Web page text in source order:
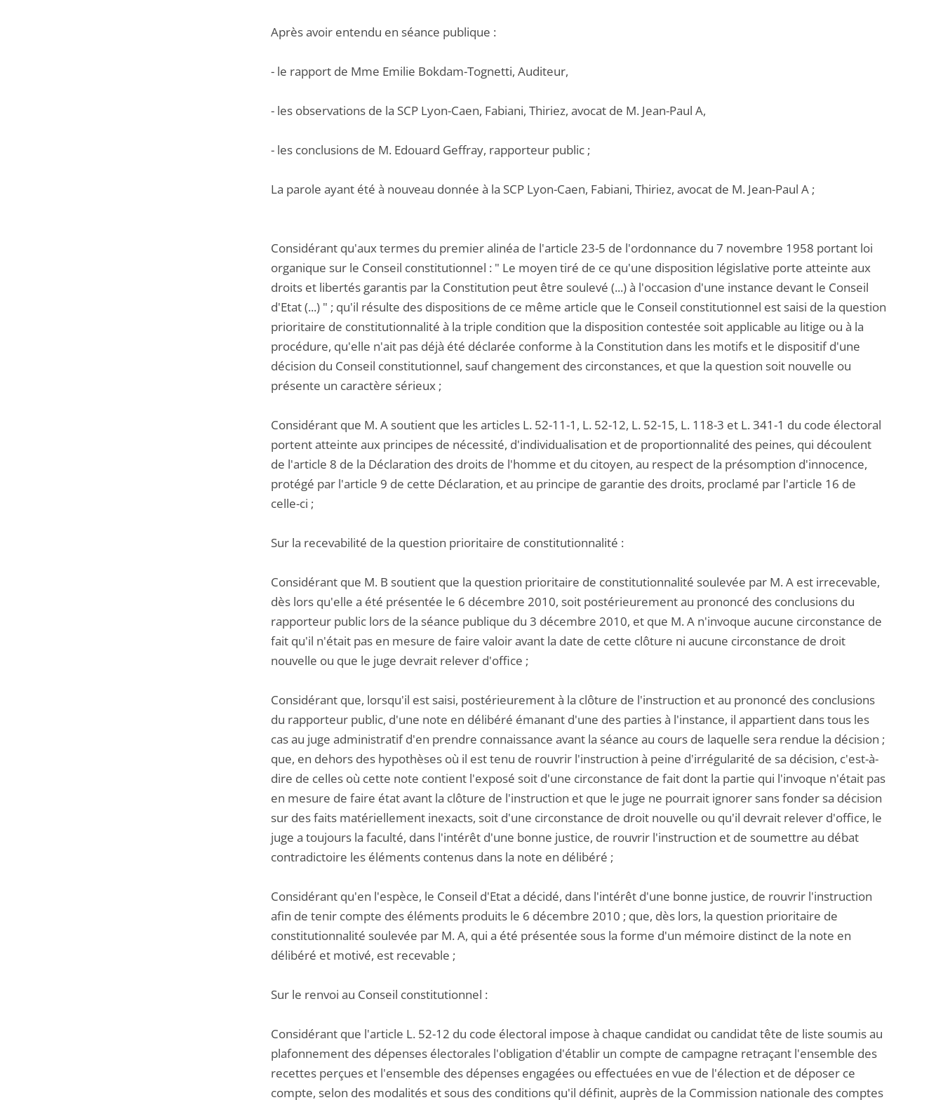
Après avoir entendu en séance publique :
- le rapport de Mme Emilie Bokdam-Tognetti, Auditeur,
- les observations de la SCP Lyon-Caen, Fabiani, Thiriez, avocat de M. Jean-Paul A,
- les conclusions de M. Edouard Geffray, rapporteur public ;
La parole ayant été à nouveau donnée à la SCP Lyon-Caen, Fabiani, Thiriez, avocat de M. Jean-Paul A ;
Considérant qu'aux termes du premier alinéa de l'article 23-5 de l'ordonnance du 7 novembre 1958 portant loi
organique sur le Conseil constitutionnel : " Le moyen tiré de ce qu'une disposition législative porte atteinte aux
droits et libertés garantis par la Constitution peut être soulevé (...) à l'occasion d'une instance devant le Conseil
d'Etat (...) " ; qu'il résulte des dispositions de ce même article que le Conseil constitutionnel est saisi de la question
prioritaire de constitutionnalité à la triple condition que la disposition contestée soit applicable au litige ou à la
procédure, qu'elle n'ait pas déjà été déclarée conforme à la Constitution dans les motifs et le dispositif d'une
décision du Conseil constitutionnel, sauf changement des circonstances, et que la question soit nouvelle ou
présente un caractère sérieux ;
Considérant que M. A soutient que les articles L. 52-11-1, L. 52-12, L. 52-15, L. 118-3 et L. 341-1 du code électoral
portent atteinte aux principes de nécessité, d'individualisation et de proportionnalité des peines, qui découlent
de l'article 8 de la Déclaration des droits de l'homme et du citoyen, au respect de la présomption d'innocence,
protégé par l'article 9 de cette Déclaration, et au principe de garantie des droits, proclamé par l'article 16 de
celle-ci ;
Sur la recevabilité de la question prioritaire de constitutionnalité :
Considérant que M. B soutient que la question prioritaire de constitutionnalité soulevée par M. A est irrecevable,
dès lors qu'elle a été présentée le 6 décembre 2010, soit postérieurement au prononcé des conclusions du
rapporteur public lors de la séance publique du 3 décembre 2010, et que M. A n'invoque aucune circonstance de
fait qu'il n'était pas en mesure de faire valoir avant la date de cette clôture ni aucune circonstance de droit
nouvelle ou que le juge devrait relever d'office ;
Considérant que, lorsqu'il est saisi, postérieurement à la clôture de l'instruction et au prononcé des conclusions
du rapporteur public, d'une note en délibéré émanant d'une des parties à l'instance, il appartient dans tous les
cas au juge administratif d'en prendre connaissance avant la séance au cours de laquelle sera rendue la décision ;
que, en dehors des hypothèses où il est tenu de rouvrir l'instruction à peine d'irrégularité de sa décision, c'est-à-
dire de celles où cette note contient l'exposé soit d'une circonstance de fait dont la partie qui l'invoque n'était pas
en mesure de faire état avant la clôture de l'instruction et que le juge ne pourrait ignorer sans fonder sa décision
sur des faits matériellement inexacts, soit d'une circonstance de droit nouvelle ou qu'il devrait relever d'office, le
juge a toujours la faculté, dans l'intérêt d'une bonne justice, de rouvrir l'instruction et de soumettre au débat
contradictoire les éléments contenus dans la note en délibéré ;
Considérant qu'en l'espèce, le Conseil d'Etat a décidé, dans l'intérêt d'une bonne justice, de rouvrir l'instruction
afin de tenir compte des éléments produits le 6 décembre 2010 ; que, dès lors, la question prioritaire de
constitutionnalité soulevée par M. A, qui a été présentée sous la forme d'un mémoire distinct de la note en
délibéré et motivé, est recevable ;
Sur le renvoi au Conseil constitutionnel :
Considérant que l'article L. 52-12 du code électoral impose à chaque candidat ou candidat tête de liste soumis au
plafonnement des dépenses électorales l'obligation d'établir un compte de campagne retraçant l'ensemble des
recettes perçues et l'ensemble des dépenses engagées ou effectuées en vue de l'élection et de déposer ce
compte, selon des modalités et sous des conditions qu'il définit, auprès de la Commission nationale des comptes